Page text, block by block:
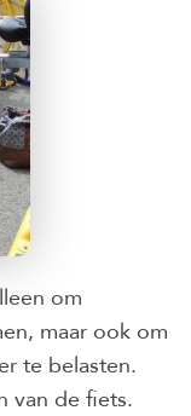
om
maar ook om
te belasten.
van de fiets.